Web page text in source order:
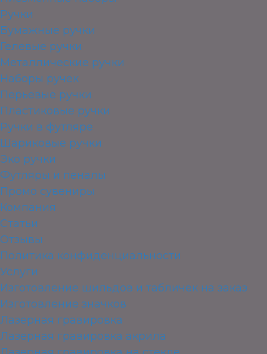
Ручки
Бумажные ручки
Гелевые ручки
Металлические ручки
Наборы ручек
Перьевые ручки
Пластиковые ручки
Ручки в футляре
Шариковые ручки
Эко ручки
Футляры и пеналы
Промо сувениры
Компания
Статьи
Отзывы
Политика конфиденциальности
Услуги
Изготовление шильдов и табличек на заказ
Изготовление значков
Лазерная гравировка
Лазерная гравировка акрила